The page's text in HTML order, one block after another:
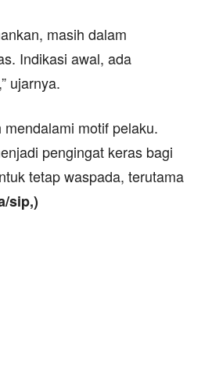
masih dalam
Indikasi awal, ada
ujarnya.
motif pelaku.
pengingat keras bagi
tetap waspada, terutama
sip,)